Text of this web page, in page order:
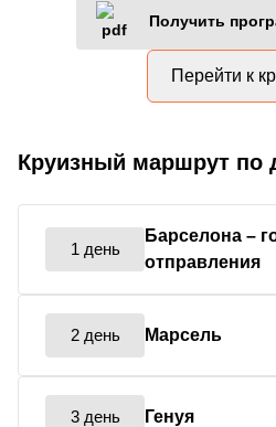
Получить
Перейти к
Круизный маршрут по
1 день
Барселона –
отправления
2 день Марсель
3 день Генуя